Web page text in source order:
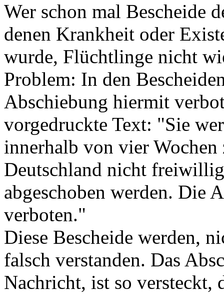
Wer schon mal Bescheide
denen Krankheit oder
wurde, Flüchtlinge nicht
Problem: In den
Abschiebung hiermit
vorgedruckte Text: "Sie
innerhalb von vier Wochen
Deutschland nicht
abgeschoben werden. Die
verboten."
Diese Bescheide werden,
falsch verstanden. Das
Nachricht, ist so versteckt,